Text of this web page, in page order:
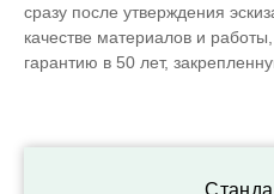
сразу после утверждения
качестве материалов и
гарантию в 50 лет,